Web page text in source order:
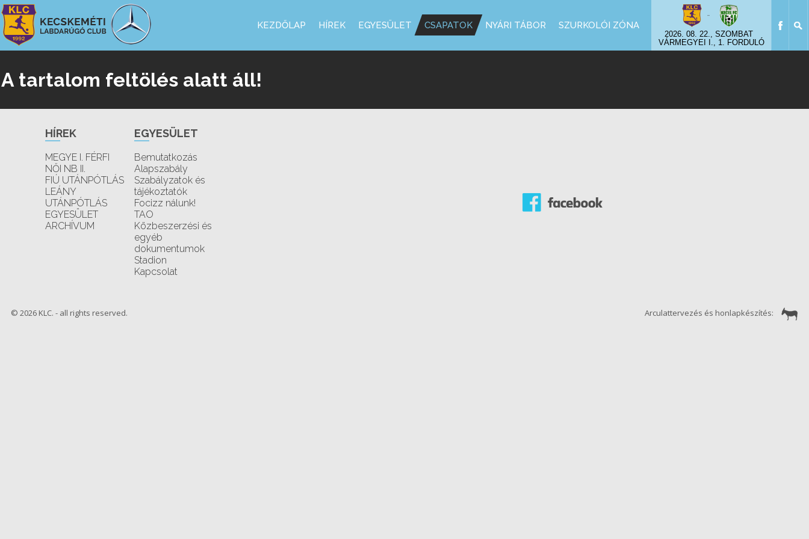
-
2026. 08. 22., SZOMBAT
VÁRMEGYEI I., 1. FORDULÓ
KEZDŐLAP HÍREK EGYESÜLET CSAPATOK NYÁRI TÁBOR SZURKOLÓI ZÓNA
A tartalom feltölés alatt áll!
HÍREK
MEGYE I. FÉRFI
NŐI NB II.
FIÚ UTÁNPÓTLÁS
LEÁNY
UTÁNPÓTLÁS
EGYESÜLET
ARCHÍVUM
EGYESÜLET
Bemutatkozás
Alapszabály
Szabályzatok és
tájékoztatók
Focizz nálunk!
TAO
Közbeszerzési és
egyéb
dokumentumok
Stadion
Kapcsolat
© 2026 KLC. - all rights reserved. Arculattervezés és honlapkészítés: